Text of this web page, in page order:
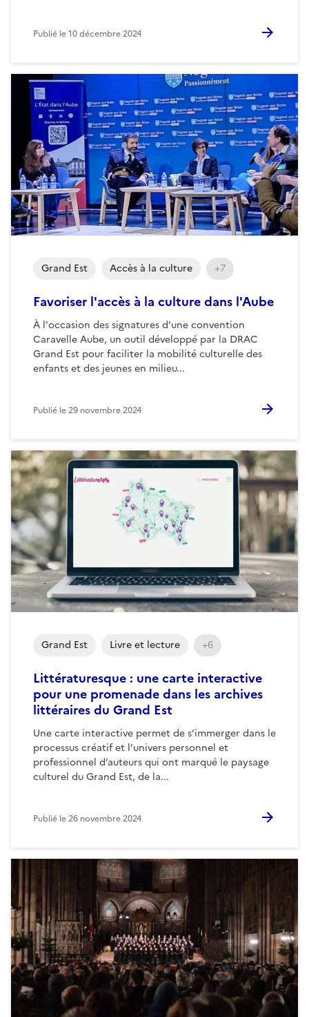
Publié le10 décembre 2024
Favoriser l'accès à la culture dans l'Aube
À l'occasion des signatures d’une convention
Caravelle Aube, un outil développé par la DRAC
Grand Est pour faciliter la mobilité culturelle des
enfants et des jeunes en milieu...
Grand Est Accès à la culture +7
Publié le29 novembre 2024
Littératuresque : une carte interactive
pour une promenade dans les archives
littéraires du Grand Est
Une carte interactive permet de s’immerger dans le
processus créatif et l’univers personnel et
professionnel d’auteurs qui ont marqué le paysage
culturel du Grand Est, de la...
Grand Est Livre et lecture +6
Publié le26 novembre 2024